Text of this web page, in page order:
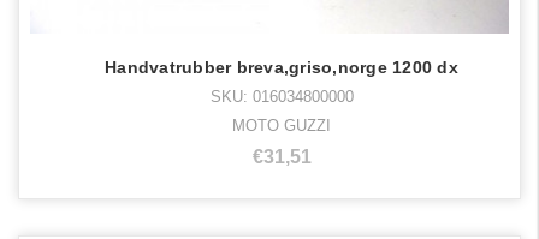
Handvatrubber breva,griso,norge 1200 dx
SKU: 016034800000
MOTO GUZZI
€31,51